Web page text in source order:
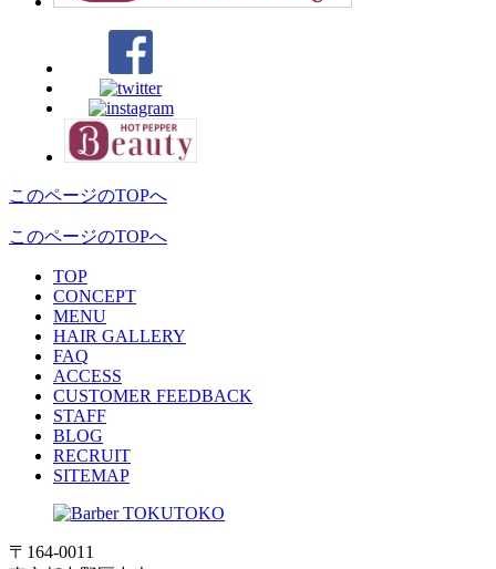
このページのTOPへ
このページのTOPへ
TOP
CONCEPT
MENU
HAIR GALLERY
FAQ
ACCESS
CUSTOMER FEEDBACK
STAFF
BLOG
RECRUIT
SITEMAP
〒164-0011